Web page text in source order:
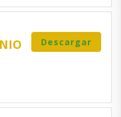
Descargar